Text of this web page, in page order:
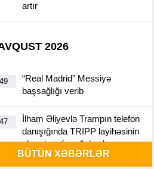
artır
2026
“Real Madrid” Messiyə
başsağlığı verib
İlham Əliyevlə Trampın telefon
danışığında TRIPP layihəsinin
əhəmiyyəti vurğulanıb
BÜTÜN XƏBƏRLƏR